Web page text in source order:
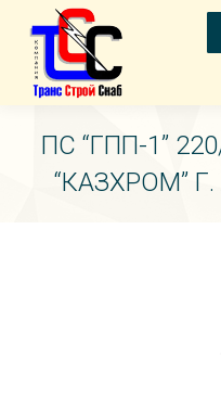
ПС “ГПП-1”
“КАЗХРОМ”